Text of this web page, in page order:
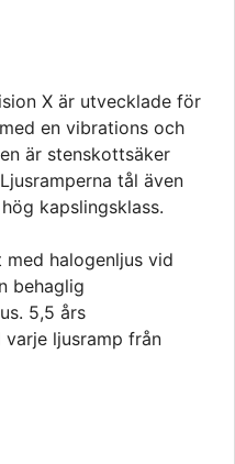
X är utvecklade för
en vibrations och
är stenskottsäker
tål även
kapslingsklass.
halogenljus vid
behaglig
5,5 års
ljusramp från